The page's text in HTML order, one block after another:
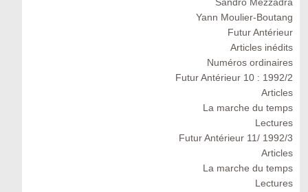
Yann Moulier-Boutang
Futur Antérieur
Articles inédits
Numéros ordinaires
Futur Antérieur 10 : 1992/2
Articles
La marche du temps
Lectures
Futur Antérieur 11/ 1992/3
Articles
La marche du temps
Lectures